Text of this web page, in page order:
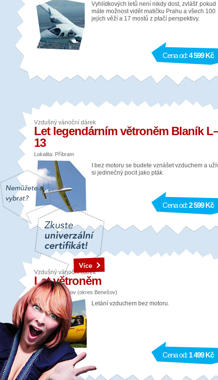
Vyhlídkových letů není nikdy dost, zvlášť pokud
máte možnost vidět matičku Prahu a všech 100
jejích věží a 17 mostů z ptačí perspektivy.
Cena od:4 599 Kč
Vzdušný vánoční dárek
Let legendárním větroněm Blaník
13
Lokalita: Příbram
I bez motoru se budete vznášet vzduchem a
si jedinečný pocit jako pták.
Cena od:2 599 Kč
Vzdušný vánoční dárek
Let větroněm
Lokalita: Benešov (okres Benešov)
Letání vzduchem bez motoru.
Cena od: 1 499 Kč